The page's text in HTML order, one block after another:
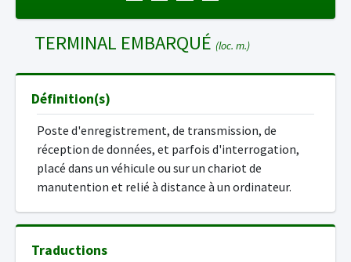
TERMINAL EMBARQUÉ (loc. m.)
Définition(s)
Poste d'enregistrement, de transmission, de
réception de données, et parfois d'interrogation,
placé dans un véhicule ou sur un chariot de
manutention et relié à distance à un ordinateur.
Traductions